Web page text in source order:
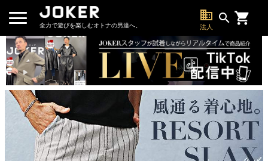
全力で遊びを楽しむオトナの男達へ。
business
法人
search